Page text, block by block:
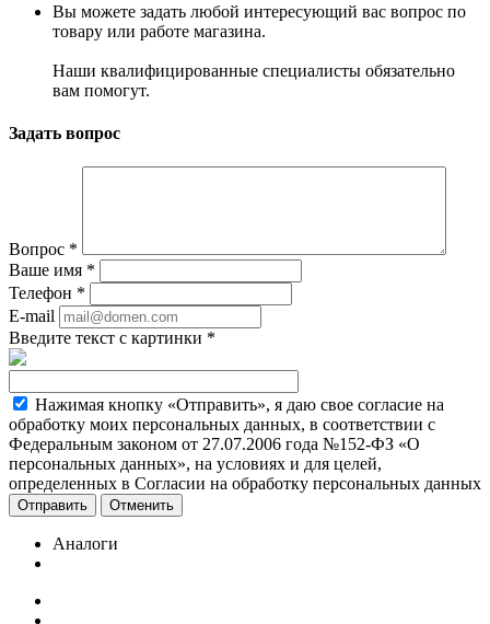
Вы можете задать любой интересующий вас вопрос по
товару или работе магазина.
Наши квалифицированные специалисты обязательно
вам помогут.
Задать вопрос
Вопрос *
Ваше имя *
Телефон *
E-mail
Введите текст с картинки *
Нажимая кнопку «Отправить», я даю свое согласие на
обработку моих персональных данных, в соответствии с
Федеральным законом от 27.07.2006 года №152-ФЗ «О
персональных данных», на условиях и для целей,
определенных в Согласии на обработку персональных данных
Отменить
Аналоги